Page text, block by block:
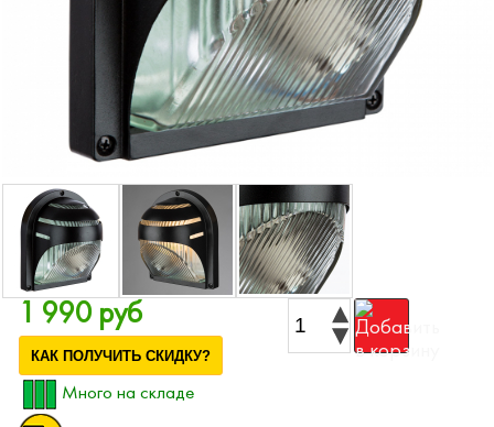
1 990 руб
КАК ПОЛУЧИТЬ СКИДКУ?
Много на складе